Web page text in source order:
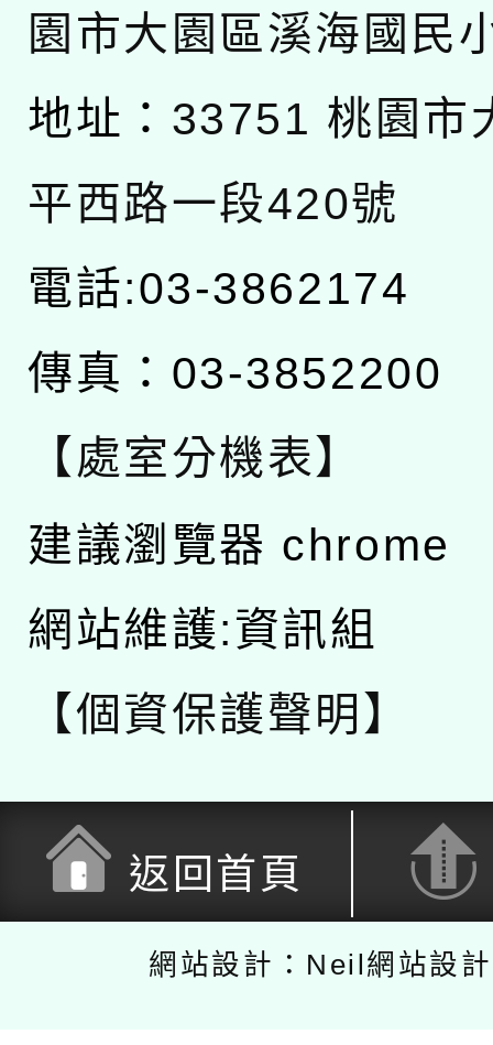
園市大園區溪海國民
地址： 33751 桃園市
平西路一段420號
電話:03-3862174
傳真：03-3852200
【處室分機表】
建議瀏覽器 chrome
網站維護:資訊組
【個資保護聲明】
返回首頁
網站設計：Neil網站設